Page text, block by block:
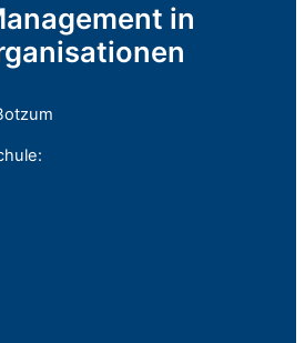
in